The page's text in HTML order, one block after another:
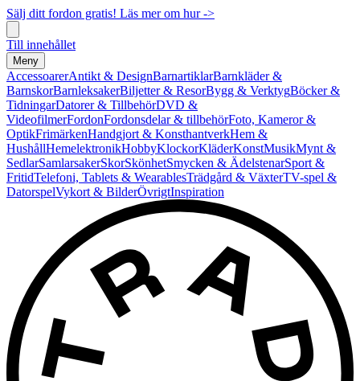
Sälj ditt fordon gratis! Läs mer om hur ->
Till innehållet
Meny
AccessoarerAntikt & DesignBarnartiklarBarnkläder &
BarnskorBarnleksakerBiljetter & ResorBygg & VerktygBöcker &
TidningarDatorer & TillbehörDVD &
VideofilmerFordonFordonsdelar & tillbehörFoto, Kameror &
OptikFrimärkenHandgjort & KonsthantverkHem &
HushållHemelektronikHobbyKlockorKläderKonstMusikMynt &
SedlarSamlarsakerSkorSkönhetSmycken & ÄdelstenarSport &
FritidTelefoni, Tablets & WearablesTrädgård & VäxterTV-spel &
DatorspelVykort & BilderÖvrigtInspiration